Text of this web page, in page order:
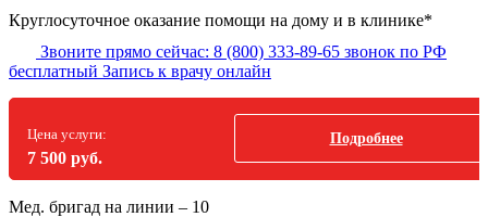
Круглосуточное оказание помощи на дому и в клинике*
Звоните прямо сейчас: 8 (800) 333-89-65 звонок по РФ
бесплатный Запись к врачу онлайн
Цена услуги:
7 500 руб.
Подробнее
Мед. бригад на линии – 10